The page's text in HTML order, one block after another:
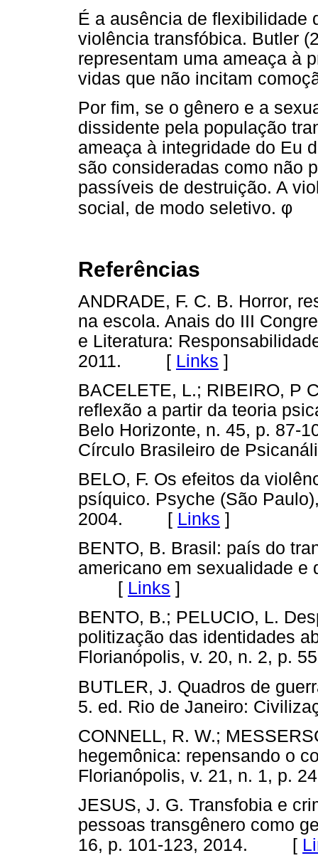
É a ausência de flexibilidade
violência transfóbica. Butler
representam uma ameaça à
vidas que não incitam
Por fim, se o gênero e a
dissidente pela população
ameaça à integridade do Eu
são consideradas como não
passíveis de destruição. A
social, de modo seletivo. φ
Referências
ANDRADE, F. C. B. Horror,
na escola. Anais do III
e Literatura:
2011. [ Links ]
BACELETE, L.; RIBEIRO, P
reflexão a partir da teoria
Belo Horizonte, n. 45, p. 87-
Círculo Brasileiro de
BELO, F. Os efeitos da
psíquico. Psyche (São
2004. [ Links ]
BENTO, B. Brasil: país do
americano em sexualidade e
[ Links ]
BENTO, B.; PELUCIO, L.
politização das identidades
Florianópolis, v. 20, n. 2,
BUTLER, J. Quadros de
5. ed. Rio de Janeiro:
CONNELL, R. W.;
hegemônica: repensando o
Florianópolis, v. 21, n. 1,
JESUS, J. G. Transfobia e
pessoas transgênero como
16, p. 101-123, 2014. [